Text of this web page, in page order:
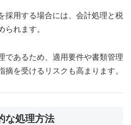
採用する場合には、会計処理と税
られます。
であるため、適用要件や書類管理
摘を受けるリスクも高まります。
な処理方法